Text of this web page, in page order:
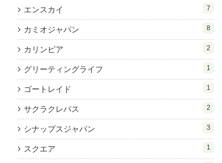
エンスカイ 7
カミオジャパン 8
カリンピア 2
グリーティングライフ 1
ゴートレイド 1
サクラクレパス 2
シナップスジャパン 3
スクエア 1